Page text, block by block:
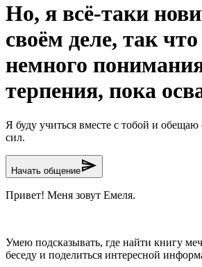
Но, я всё-таки
своём деле, так
немного
терпения, пока
Я буду учиться вместе с тобой и обещаю
сил.
Начать общениеsend
Привет! Меня зовут Емеля.
Умею подсказывать, где найти книгу
беседу и поделиться интересной